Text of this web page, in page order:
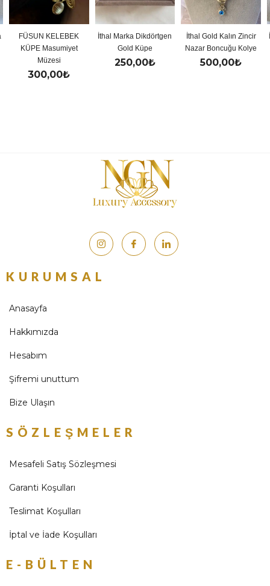
FÜSUN KELEBEK
KÜPE Masumiyet
Müzesi
300,00₺
İthal Marka Dikdörtgen
Gold Küpe
250,00₺
İthal Gold Kalın Zincir
Nazar Boncuğu Kolye
500,00₺
KURUMSAL
Anasayfa
Hakkımızda
Hesabım
Şifremi unuttum
Bize Ulaşın
SÖZLEŞMELER
Mesafeli Satış Sözleşmesi
Garanti Koşulları
Teslimat Koşulları
İptal ve İade Koşulları
E-BÜLTEN